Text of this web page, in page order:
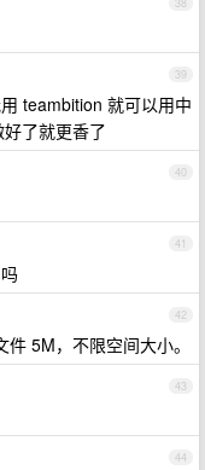
39
teambition 就可以用中
了就更香了
40
41
42
5M，不限空间大小。
43
44